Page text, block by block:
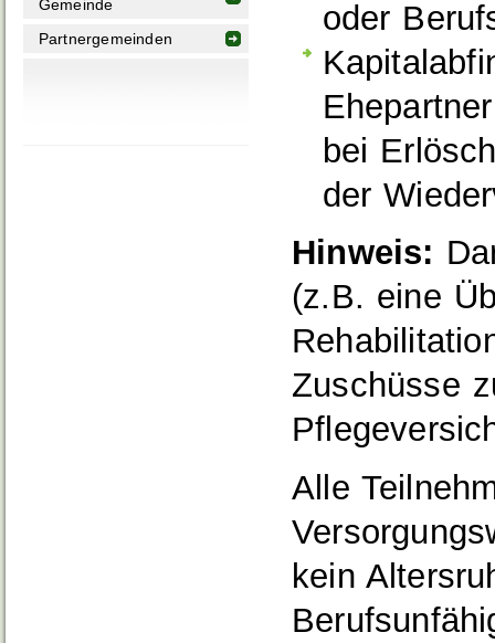
Gemeinde
Partnergemeinden
oder
bei
der
Hinweis:
(z.B. eine
Zuschüsse
Alle
kein